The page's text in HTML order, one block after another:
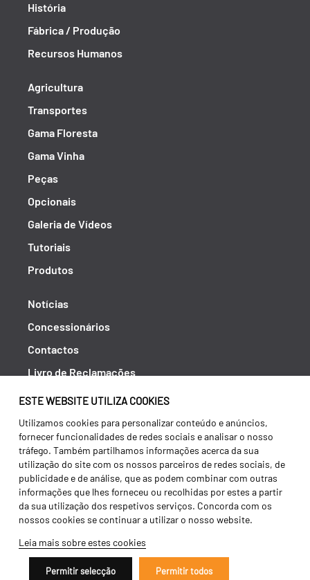
ESTE WEBSITE UTILIZA COOKIES
Utilizamos cookies para personalizar conteúdo e anúncios,
fornecer funcionalidades de redes sociais e analisar o nosso
tráfego. Também partilhamos informações acerca da sua
utilização do site com os nossos parceiros de redes sociais, de
publicidade e de análise, que as podem combinar com outras
informações que lhes forneceu ou recolhidas por estes a partir
da sua utilização dos respetivos serviços. Concorda com os
nossos cookies se continuar a utilizar o nosso website.
Leia mais sobre estes cookies
Permitir selecção Permitir todos
História
Fábrica / Produção
Recursos Humanos
Agricultura
Transportes
Gama Floresta
Gama Vinha
Peças
Opcionais
Galeria de Vídeos
Tutoriais
Produtos
Notícias
Concessionários
Contactos
Livro de Reclamações
Política de Privacidade
Canal de Denúncias (RGPC)
Termos e condições